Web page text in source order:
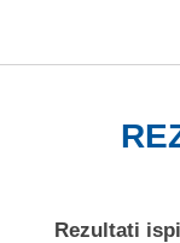
Rezultati